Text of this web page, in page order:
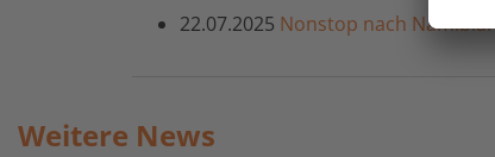
22.07.2025 Nonstop nach
Weitere News